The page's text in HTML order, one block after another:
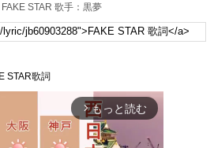
STAR 歌手：黒夢
STAR歌詞
arrow_forward_ios もっと読む